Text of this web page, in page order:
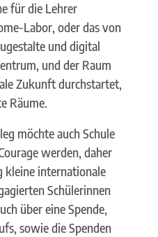
für die Lehrer
Labor, oder das von
und digital
und der Raum
Zukunft durchstartet,
Räume.
möchte auch Schule
werden, daher
kleine internationale
Schülerinnen
über eine Spende,
sowie die Spenden